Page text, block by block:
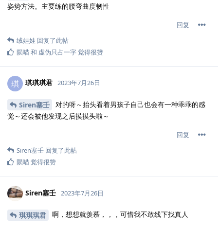
姿势方法。主要练的腰弯曲度韧性
回复
绒娃娃 回复了此帖
陨喵和 虚伪只占一字觉得很赞
琪 琪琪琪君 2023年7月26日
Siren塞壬
对的呀～抬头看着男孩子自己也会有一种乖乖的感
觉～还会被他发现之后摸摸头啦～
回复
Siren塞壬 回复了此帖
陨喵觉得很赞
Siren塞壬 2023年7月26日
琪琪琪君 啊，想想就羡慕，，，可惜我不敢线下找真人